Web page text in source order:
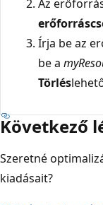
Az
Írja be az
be a
Törlés
Következő
Szeretné
kiadásait?